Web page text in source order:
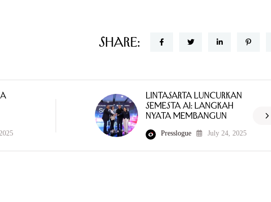
Share:
Lintasarta Luncurkan
Semesta AI: Langkah
Nyata Membangun
Presslogue July 24, 2025